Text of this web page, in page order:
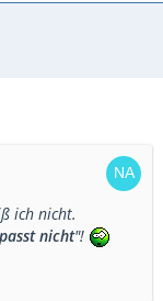
ich nicht.
nicht"!